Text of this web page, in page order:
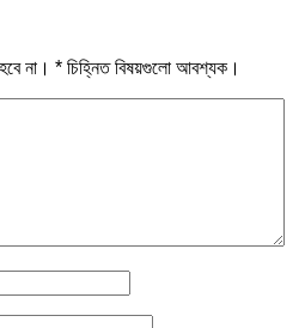
না। * চিহ্নিত বিষয়গুলো আবশ্যক।